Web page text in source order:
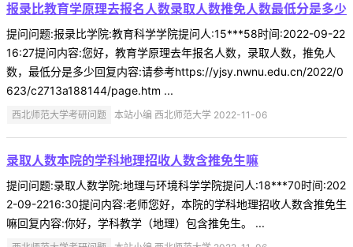
报录比教育学原理去报名人数录取人数推免人数最低分是多少
提问问题:报录比学院:教育科学学院提问人:15***58时间:2022-09-22
16:27提问内容:您好，教育学原理去年报名人数，录取人数，推免人
数，最低分是多少回复内容:请参考https://yjsy.nwnu.edu.cn/2022/0
623/c2713a188144/page.htm ...
西北师范大学考研问题 本站小编 西北师范大学 2022-11-06
录取人数本院的学科地理招收人数含推免生嘛
提问问题:录取人数学院:地理与环境科学学院提问人:18***70时间:202
2-09-2216:30提问内容:老师您好，本院的学科地理招收人数含推免生
嘛回复内容:你好，学科教学（地理）包含推免生。 ...